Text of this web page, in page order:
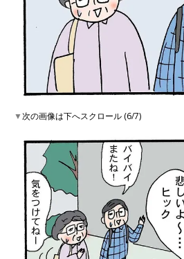
▼次の画像は下へスクロール (6/7)